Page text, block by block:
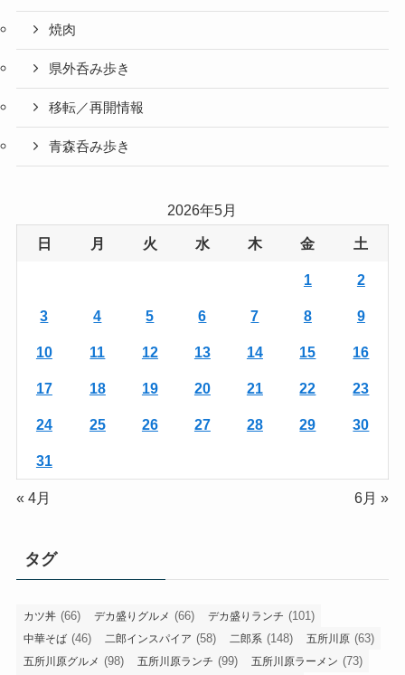
焼肉
県外呑み歩き
移転／再開情報
青森呑み歩き
2026年5月
日 月 火 水 木 金 土
1 2
3 4 5 6 7 8 9
10 11 12 13 14 15 16
17 18 19 20 21 22 23
24 25 26 27 28 29 30
31
« 4月 6月 »
タグ
カツ丼 (66) デカ盛りグルメ (66) デカ盛りランチ (101)
中華そば (46) 二郎インスパイア (58) 二郎系 (148) 五所川原 (63)
五所川原グルメ (98) 五所川原ランチ (99) 五所川原ラーメン (73)